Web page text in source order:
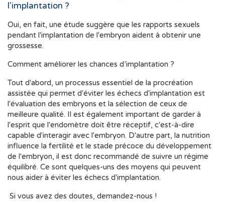
l'implantation ?
Oui, en fait, une étude suggère que les rapports sexuels
pendant l'implantation de l'embryon aident à obtenir une
grossesse.
Comment améliorer les chances d’implantation ?
Tout d'abord, un processus essentiel de la procréation
assistée qui permet d'éviter les échecs d'implantation est
l'évaluation des embryons et la sélection de ceux de
meilleure qualité. Il est également important de garder à
l'esprit que l'endomètre doit être réceptif, c'est-à-dire
capable d'interagir avec l'embryon. D'autre part, la nutrition
influence la fertilité et le stade précoce du développement
de l'embryon, il est donc recommandé de suivre un régime
équilibré. Ce sont quelques-uns des moyens qui peuvent
nous aider à éviter les échecs d'implantation.
Si vous avez des doutes, demandez-nous !